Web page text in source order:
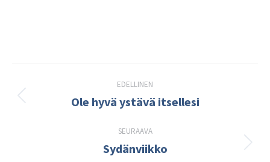
navigation
EDELLINEN
Edellinen
Ole hyvä ystävä itsellesi
SEURAAVA
Seuraava
Sydänviikko